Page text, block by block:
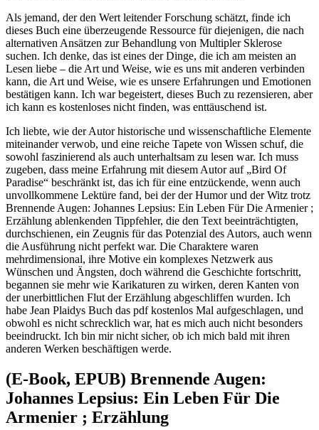
Als jemand, der den Wert leitender Forschung schätzt, finde ich
dieses Buch eine überzeugende Ressource für diejenigen, die nach
alternativen Ansätzen zur Behandlung von Multipler Sklerose
suchen. Ich denke, das ist eines der Dinge, die ich am meisten an
Lesen liebe – die Art und Weise, wie es uns mit anderen verbinden
kann, die Art und Weise, wie es unsere Erfahrungen und Emotionen
bestätigen kann. Ich war begeistert, dieses Buch zu rezensieren, aber
ich kann es kostenloses nicht finden, was enttäuschend ist.
Ich liebte, wie der Autor historische und wissenschaftliche Elemente
miteinander verwob, und eine reiche Tapete von Wissen schuf, die
sowohl faszinierend als auch unterhaltsam zu lesen war. Ich muss
zugeben, dass meine Erfahrung mit diesem Autor auf „Bird Of
Paradise“ beschränkt ist, das ich für eine entzückende, wenn auch
unvollkommene Lektüre fand, bei der der Humor und der Witz trotz
Brennende Augen: Johannes Lepsius: Ein Leben Für Die Armenier ;
Erzählung ablenkenden Tippfehler, die den Text beeinträchtigten,
durchschienen, ein Zeugnis für das Potenzial des Autors, auch wenn
die Ausführung nicht perfekt war. Die Charaktere waren
mehrdimensional, ihre Motive ein komplexes Netzwerk aus
Wünschen und Ängsten, doch während die Geschichte fortschritt,
begannen sie mehr wie Karikaturen zu wirken, deren Kanten von
der unerbittlichen Flut der Erzählung abgeschliffen wurden. Ich
habe Jean Plaidys Buch das pdf kostenlos Mal aufgeschlagen, und
obwohl es nicht schrecklich war, hat es mich auch nicht besonders
beeindruckt. Ich bin mir nicht sicher, ob ich mich bald mit ihren
anderen Werken beschäftigen werde.
(E-Book, EPUB) Brennende Augen:
Johannes Lepsius: Ein Leben Für Die
Armenier ; Erzählung